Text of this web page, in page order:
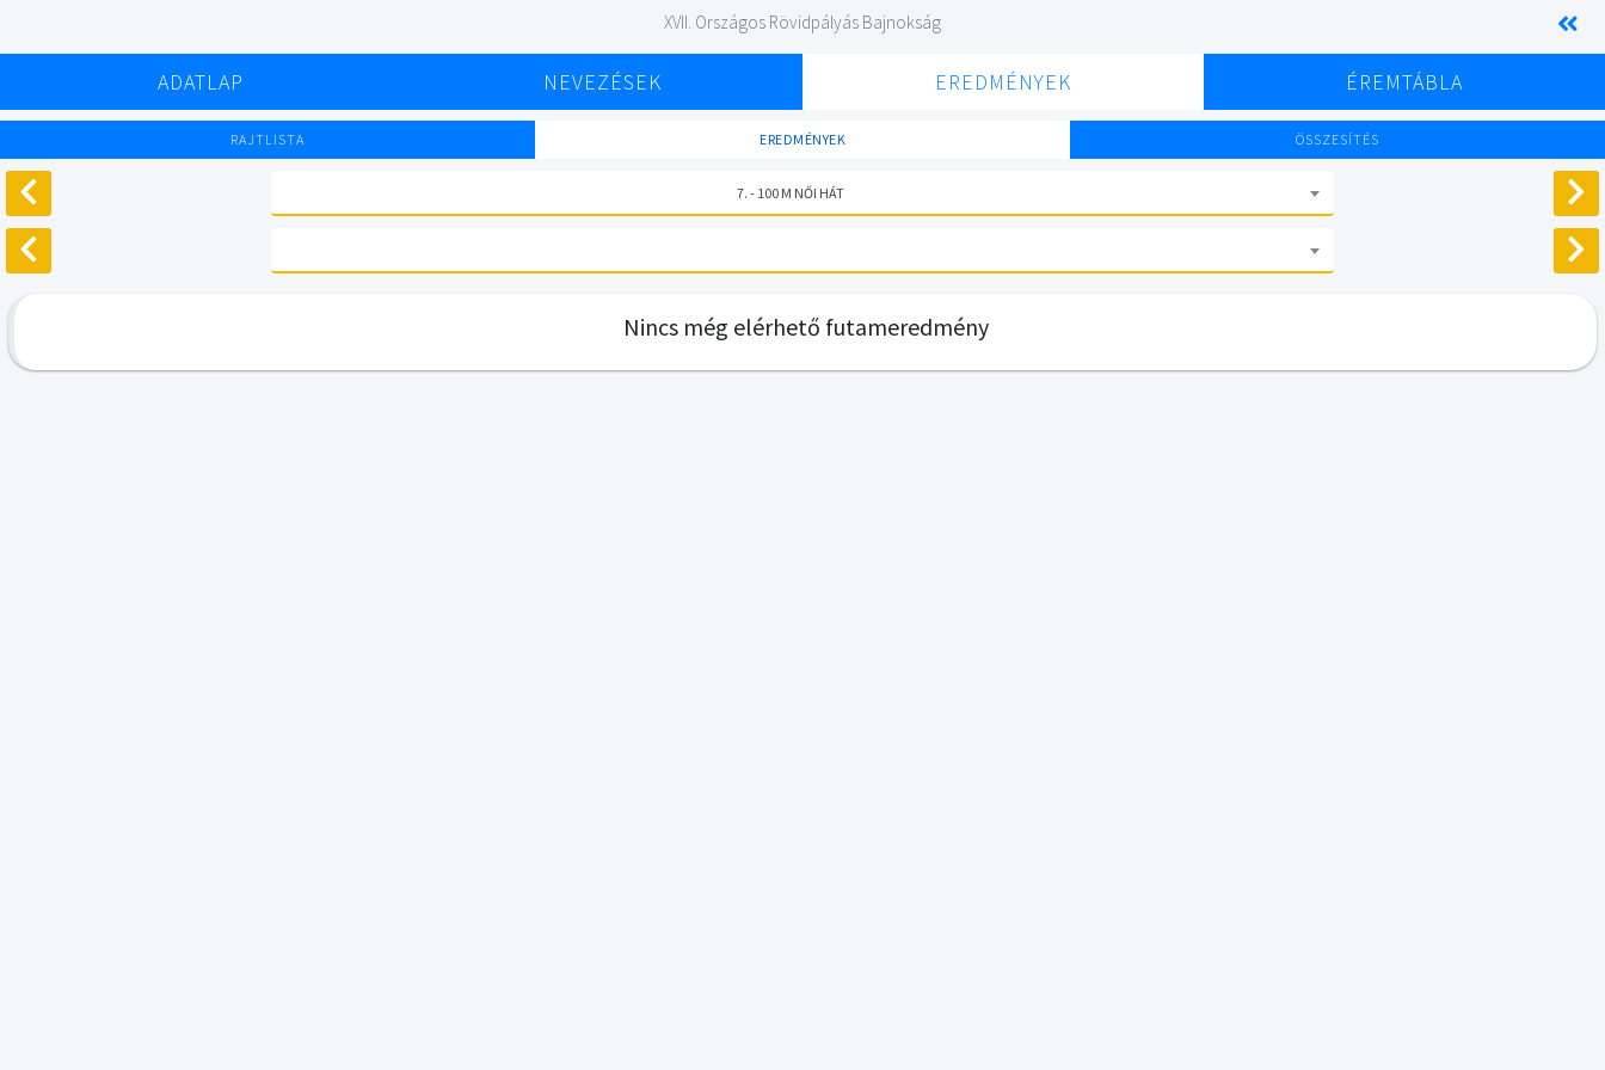
XVII. Országos Rövidpályás Bajnokság
ADATLAP NEVEZÉSEK EREDMÉNYEK ÉREMTÁBLA
RAJTLISTA EREDMÉNYEK ÖSSZESÍTÉS
7. - 100 M NŐI HÁT
Nincs még elérhető futameredmény